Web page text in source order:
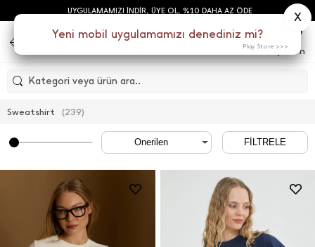
UYGULAMAMIZI İNDİR, ÜYE OL, %10 DAHA AZ ÖDE
Sepetim
Kategori veya ürün ara..
Sweatshirt (239)
FİLTRELE
Yeni mobil uygulamamızı denediniz mi?
X
Play Store >>>